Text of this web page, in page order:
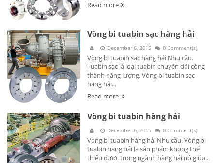
Read more
Vòng bi tuabin sạc hàng hải
December 6, 2015 0 Comment(s)
Vòng bi tuabin sạc hàng hải Nhu cầu.
Tuabin sạc là loại tuabin chuyển đổi công
thành năng lượng. Vòng bi tuabin sạc
hàng hải...
Read more
Vòng bi tuabin hàng hải
December 6, 2015 0 Comment(s)
Vòng bi tuabin hàng hải Nhu cầu. Vòng bi
tuabin hàng hải là sản phẩm không thể
thiếu được trong ngành hàng hải nó giúp...